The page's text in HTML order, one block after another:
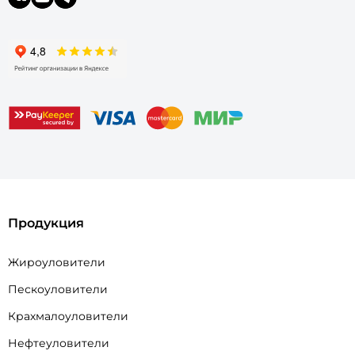
Продукция
Жироуловители
Пескоуловители
Крахмалоуловители
Нефтеуловители